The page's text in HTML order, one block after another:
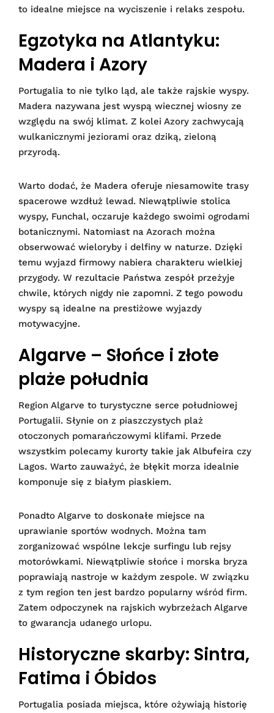
to idealne miejsce na wyciszenie i relaks zespołu.
Egzotyka na Atlantyku:
Madera i Azory
Portugalia to nie tylko ląd, ale także rajskie wyspy.
Madera nazywana jest wyspą wiecznej wiosny ze
względu na swój klimat. Z kolei Azory zachwycają
wulkanicznymi jeziorami oraz dziką, zieloną
przyrodą.
Warto dodać, że Madera oferuje niesamowite trasy
spacerowe wzdłuż lewad. Niewątpliwie stolica
wyspy, Funchal, oczaruje każdego swoimi ogrodami
botanicznymi. Natomiast na Azorach można
obserwować wieloryby i delfiny w naturze. Dzięki
temu wyjazd firmowy nabiera charakteru wielkiej
przygody. W rezultacie Państwa zespół przeżyje
chwile, których nigdy nie zapomni. Z tego powodu
wyspy są idealne na prestiżowe wyjazdy
motywacyjne.
Algarve – Słońce i złote
plaże południa
Region Algarve to turystyczne serce południowej
Portugalii. Słynie on z piaszczystych plaż
otoczonych pomarańczowymi klifami. Przede
wszystkim polecamy kurorty takie jak Albufeira czy
Lagos. Warto zauważyć, że błękit morza idealnie
komponuje się z białym piaskiem.
Ponadto Algarve to doskonałe miejsce na
uprawianie sportów wodnych. Można tam
zorganizować wspólne lekcje surfingu lub rejsy
motorówkami. Niewątpliwie słońce i morska bryza
poprawiają nastroje w każdym zespole. W związku
z tym region ten jest bardzo popularny wśród firm.
Zatem odpoczynek na rajskich wybrzeżach Algarve
to gwarancja udanego urlopu.
Historyczne skarby: Sintra,
Fatima i Óbidos
Portugalia posiada miejsca, które ożywiają historię